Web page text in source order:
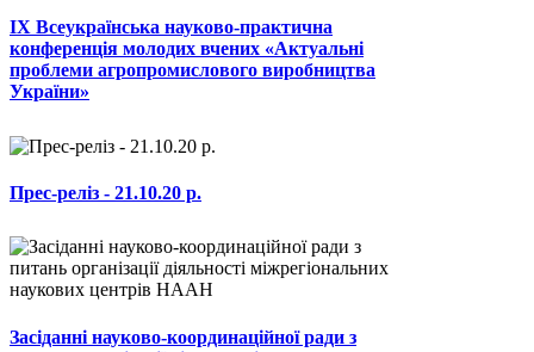
ІХ Всеукраїнська науково-практична
конференція молодих вчених «Актуальні
проблеми агропромислового виробництва
України»
Прес-реліз - 21.10.20 р.
Засіданні науково-координаційної ради з